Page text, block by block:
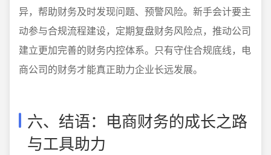
异，帮助财务及时发现问题、预警风险。新手会计要主
动参与合规流程建设，定期复盘财务风险点，推动公司
建立更加完善的财务内控体系。只有守住合规底线，电
商公司的财务才能真正助力企业长远发展。
六、结语：电商财务的成长之路
与工具助力